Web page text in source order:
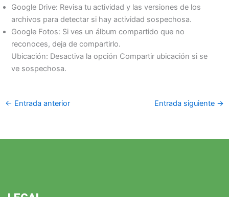
Google Drive: Revisa tu actividad y las versiones de los
archivos para detectar si hay actividad sospechosa.
Google Fotos: Si ves un álbum compartido que no
reconoces, deja de compartirlo.
Ubicación: Desactiva la opción Compartir ubicación si se
ve sospechosa.
← Entrada anterior Entrada siguiente →